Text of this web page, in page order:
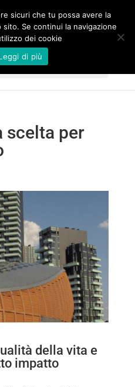
scelta per
della vita e
impatto
sicuri che tu possa avere la
Se continui la navigazione
dei cookie
di più